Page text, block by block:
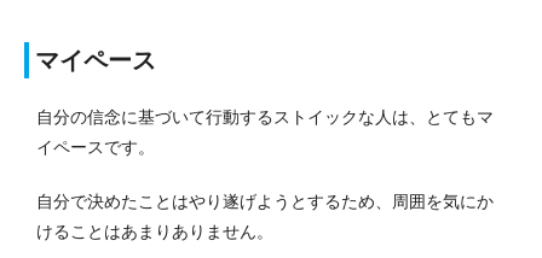
マイペース
自分の信念に基づいて行動するストイックな人は、とてもマ
イペースです。
自分で決めたことはやり遂げようとするため、周囲を気にか
けることはあまりありません。